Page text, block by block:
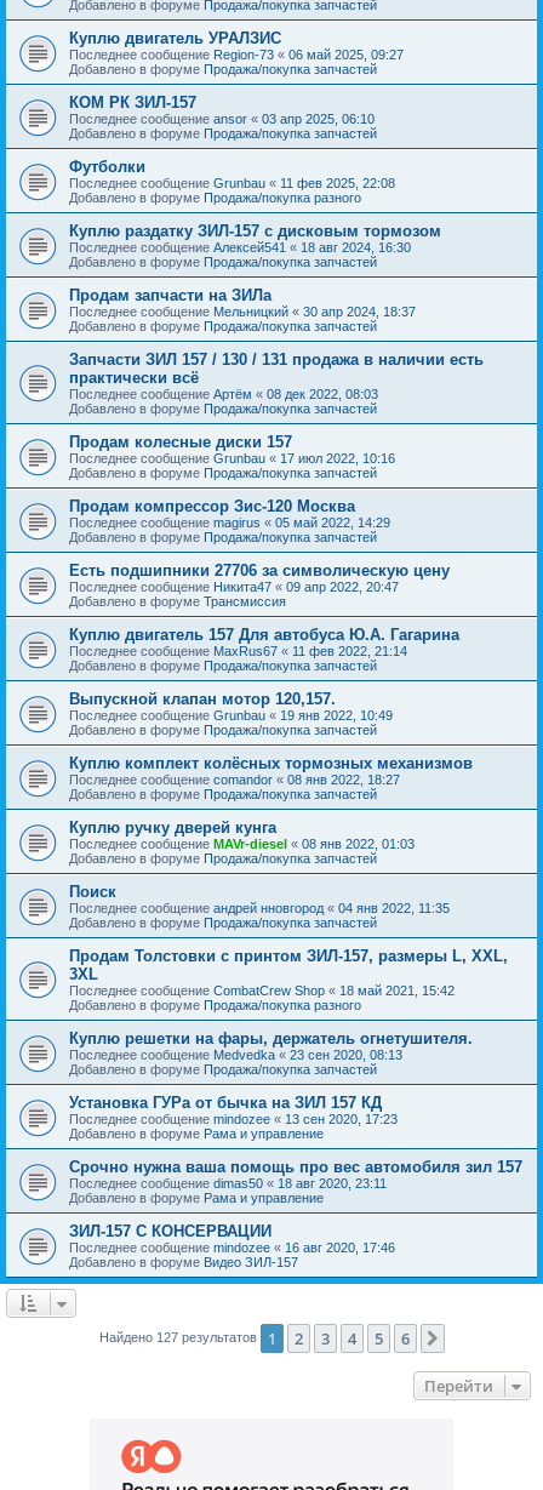
Добавлено в форуме Продажа/покупка запчастей
Куплю двигатель УРАЛЗИС
Последнее сообщение Region-73 « 06 май 2025, 09:27
Добавлено в форуме Продажа/покупка запчастей
КОМ РК ЗИЛ-157
Последнее сообщение ansor « 03 апр 2025, 06:10
Добавлено в форуме Продажа/покупка запчастей
Футболки
Последнее сообщение Grunbau « 11 фев 2025, 22:08
Добавлено в форуме Продажа/покупка разного
Куплю раздатку ЗИЛ-157 с дисковым тормозом
Последнее сообщение Алексей541 « 18 авг 2024, 16:30
Добавлено в форуме Продажа/покупка запчастей
Продам запчасти на ЗИЛа
Последнее сообщение Мельницкий « 30 апр 2024, 18:37
Добавлено в форуме Продажа/покупка запчастей
Запчасти ЗИЛ 157 / 130 / 131 продажа в наличии есть
практически всё
Последнее сообщение Артём « 08 дек 2022, 08:03
Добавлено в форуме Продажа/покупка запчастей
Продам колесные диски 157
Последнее сообщение Grunbau « 17 июл 2022, 10:16
Добавлено в форуме Продажа/покупка запчастей
Продам компрессор Зис-120 Москва
Последнее сообщение magirus « 05 май 2022, 14:29
Добавлено в форуме Продажа/покупка запчастей
Есть подшипники 27706 за символическую цену
Последнее сообщение Никита47 « 09 апр 2022, 20:47
Добавлено в форуме Трансмиссия
Куплю двигатель 157 Для автобуса Ю.А. Гагарина
Последнее сообщение MaxRus67 « 11 фев 2022, 21:14
Добавлено в форуме Продажа/покупка запчастей
Выпускной клапан мотор 120,157.
Последнее сообщение Grunbau « 19 янв 2022, 10:49
Добавлено в форуме Продажа/покупка запчастей
Куплю комплект колёсных тормозных механизмов
Последнее сообщение comandor « 08 янв 2022, 18:27
Добавлено в форуме Продажа/покупка запчастей
Куплю ручку дверей кунга
Последнее сообщение MAVr-diesel « 08 янв 2022, 01:03
Добавлено в форуме Продажа/покупка запчастей
Поиск
Последнее сообщение андрей нновгород « 04 янв 2022, 11:35
Добавлено в форуме Продажа/покупка запчастей
Продам Толстовки с принтом ЗИЛ-157, размеры L, XXL,
3XL
Последнее сообщение CombatCrew Shop « 18 май 2021, 15:42
Добавлено в форуме Продажа/покупка разного
Куплю решетки на фары, держатель огнетушителя.
Последнее сообщение Medvedka « 23 сен 2020, 08:13
Добавлено в форуме Продажа/покупка запчастей
Установка ГУРа от бычка на ЗИЛ 157 КД
Последнее сообщение mindozee « 13 сен 2020, 17:23
Добавлено в форуме Рама и управление
Срочно нужна ваша помощь про вес автомобиля зил 157
Последнее сообщение dimas50 « 18 авг 2020, 23:11
Добавлено в форуме Рама и управление
ЗИЛ-157 С КОНСЕРВАЦИИ
Последнее сообщение mindozee « 16 авг 2020, 17:46
Добавлено в форуме Видео ЗИЛ-157
Найдено 127 результатов 1 2 3 4 5 6
Перейти